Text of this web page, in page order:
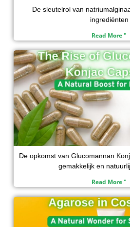
De sleutelrol van
ingrediënten
Read More "
De opkomst van Glucomannan
gemakkelijk en
Read More "